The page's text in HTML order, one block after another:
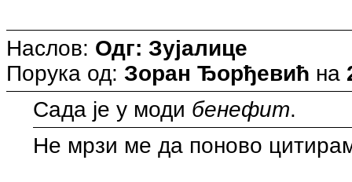
Наслов: Одг: Зујалице
Порука од: Зоран Ђорђевић на
Сада је у моди бенефит.
Не мрзи ме да поново